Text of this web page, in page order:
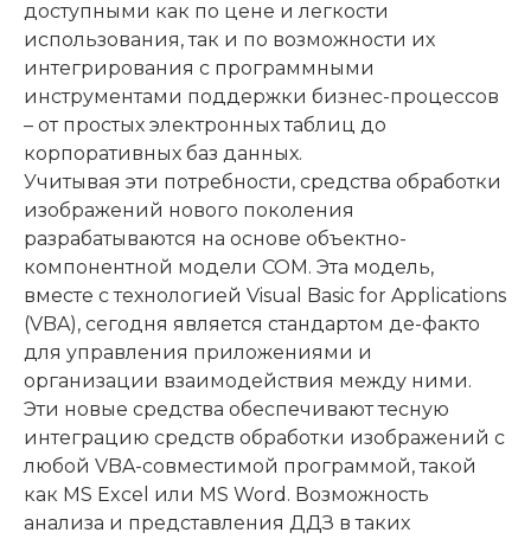
доступными как по цене и легкости
использования, так и по возможности их
интегрирования с программными
инструментами поддержки бизнес-процессов
– от простых электронных таблиц до
корпоративных баз данных.
Учитывая эти потребности, средства обработки
изображений нового поколения
разрабатываются на основе объектно-
компонентной модели COM. Эта модель,
вместе с технологией Visual Basic for Applications
(VBA), сегодня является стандартом де-факто
для управления приложениями и
организации взаимодействия между ними.
Эти новые средства обеспечивают тесную
интеграцию средств обработки изображений с
любой VBA-совместимой программой, такой
как MS Excel или MS Word. Возможность
анализа и представления ДДЗ в таких